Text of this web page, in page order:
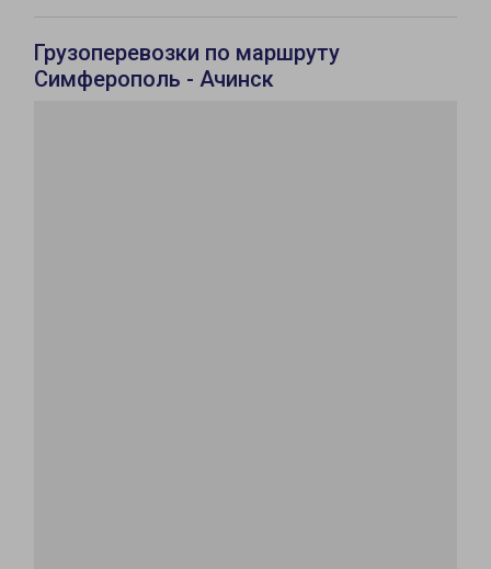
Грузоперевозки по маршруту
Симферополь - Ачинск